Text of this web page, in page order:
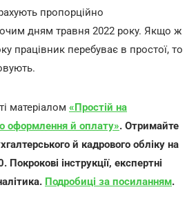
пропорційно
дням травня 2022 року. Якщо ж
працівник перебуває в простої, то
матеріалом «Простій на
оформлення й оплату». Отримайте
й кадрового обліку на
Покрокові інструкції, експертні
Подробиці за посиланням.